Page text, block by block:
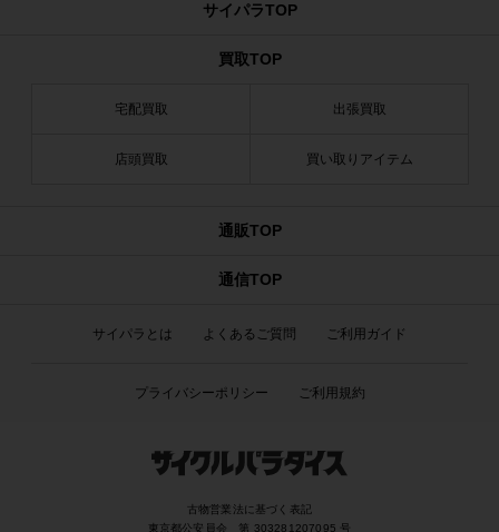
サイパラTOP
買取TOP
宅配買取 出張買取
店頭買取 買い取りアイテム
通販TOP
通信TOP
サイパラとは よくあるご質問 ご利用ガイド
プライバシーポリシー ご利用規約
古物営業法に基づく表記
東京都公安員会 第 303281207095 号